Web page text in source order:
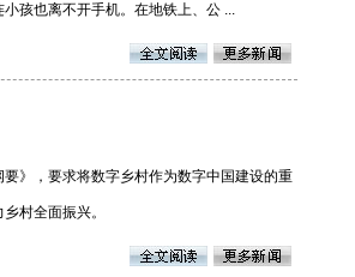
孩也离不开手机。在地铁上、公 ...
》，要求将数字乡村作为数字中国建设的重
村全面振兴。